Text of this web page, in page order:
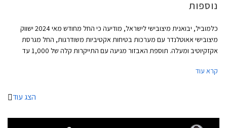
נוספות
כלמוביל, יבואנית מיצובישי לישראל, מודיעה כי החל מחודש מאי 2024 ישווק
מיצובישי אאוטלנדר עם מערכות בטיחות אקטיביות משודרגות, החל מגרסת
אקזקיוטיב ומעלה. תוספת האבזור מגיעה עם התייקרות קלה של 1,000 עד
מתחילת השנה. כמו כן שופר ציון הבטיחות לפי משרד התחבורה, מציון 5 לציון 6.
קרא עוד
הצג עוד